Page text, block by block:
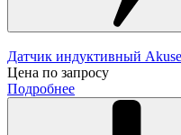
Датчик индуктивный
Цена по запросу
Подробнее